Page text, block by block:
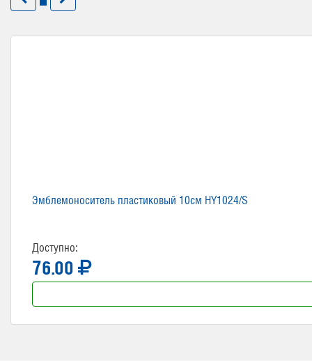
Эмблемоноситель пластиковый 10см HY1024/S
Доступно:
76.00